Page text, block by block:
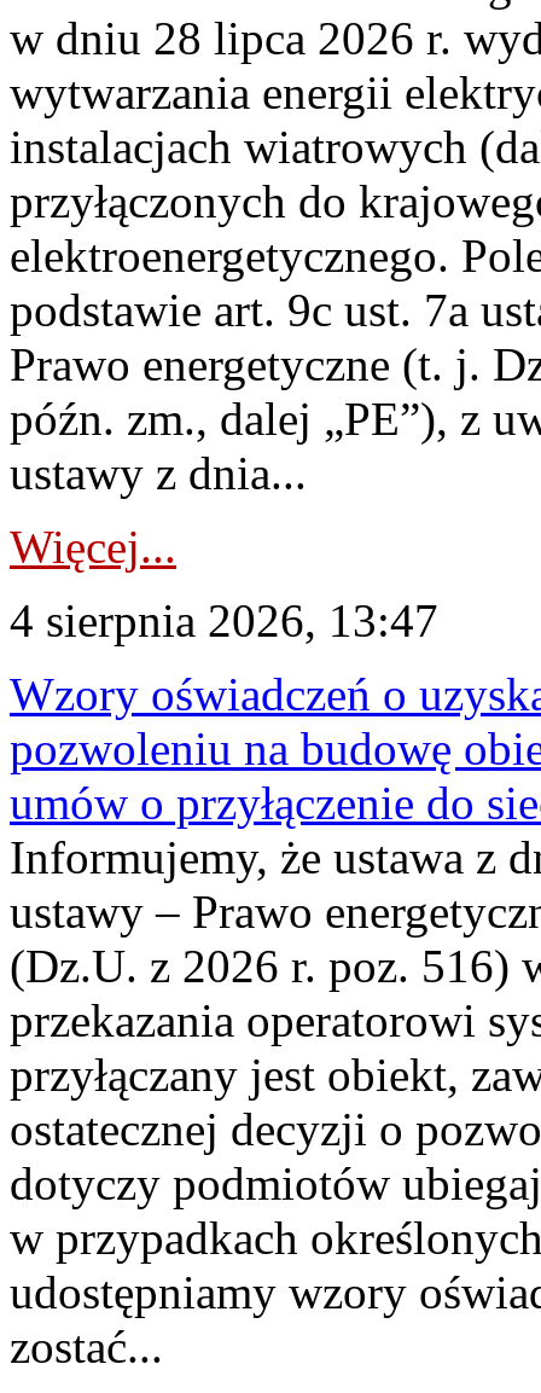
w dniu 28 lipca 2026 r.
wytwarzania energii
instalacjach wiatrowych
przyłączonych do
elektroenergetycznego.
podstawie art. 9c ust. 7a
Prawo energetyczne (t. j.
późn. zm., dalej „PE”), z
ustawy z dnia...
Więcej...
4 sierpnia 2026, 13:47
Wzory oświadczeń o
pozwoleniu na budowę
umów o przyłączenie do
Informujemy, że ustawa z
ustawy – Prawo
(Dz.U. z 2026 r. poz. 516)
przekazania operatorowi
przyłączany jest obiekt,
ostatecznej decyzji o
dotyczy podmiotów
w przypadkach
udostępniamy wzory
zostać...